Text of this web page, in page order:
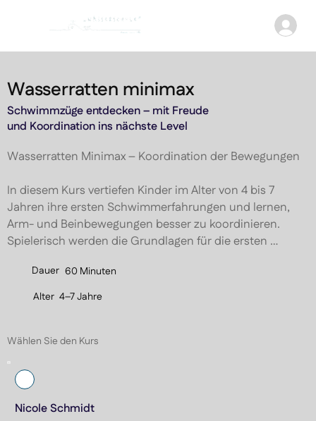
Wasserratten minimax
Schwimmzüge entdecken – mit Freude
und Koordination ins nächste Level
Wasserratten Minimax – Koordination der Bewegungen
In diesem Kurs vertiefen Kinder im Alter von 4 bis 7
Jahren ihre ersten Schwimmerfahrungen und lernen,
Arm- und Beinbewegungen besser zu koordinieren.
Spielerisch werden die Grundlagen für die ersten
Übergang zu den Wasserratten Maxis zu meistern.
Selbstvertrauen im Wasser. So werden die kleinen
Stufe gemacht.
Ziele:
Dauer 60 Minuten
Alter 4–7 Jahre
Wählen Sie den Kurs
Nicole Schmidt